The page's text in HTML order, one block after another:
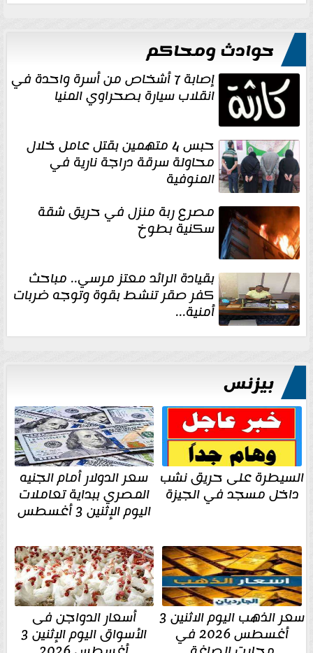
حوادث ومحاكم
إصابة 7 أشخاص من أسرة واحدة في
انقلاب سيارة بصحراوي المنيا
حبس 4 متهمين بقتل عامل خلال
محاولة سرقة دراجة نارية في
المنوفية
مصرع ربة منزل في حريق شقة
سكنية بطوخ
بقيادة الرائد معتز مرسي.. مباحث
كفر صقر تنشط بقوة وتوجه ضربات
أمنية...
بيزنس
السيطرة على حريق نشب
داخل مسجد في الجيزة
سعر الدولار أمام الجنيه
المصري ببداية تعاملات
اليوم الإثنين 3 أغسطس
سعر الذهب اليوم الاثنين 3
أغسطس 2026 في
أسعار الدواجن فى
الأسواق اليوم الإثنين 3